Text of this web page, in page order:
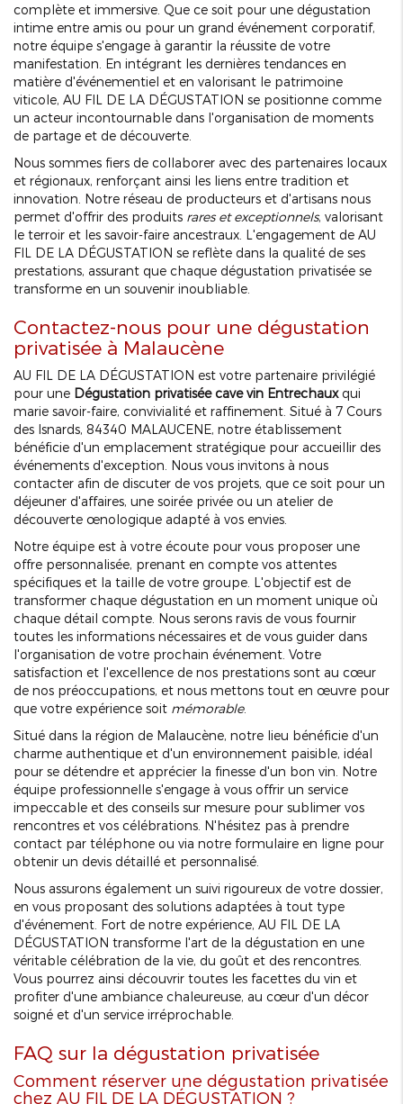
complète et immersive. Que ce soit pour une dégustation
intime entre amis ou pour un grand événement corporatif,
notre équipe s'engage à garantir la réussite de votre
manifestation. En intégrant les dernières tendances en
matière d'événementiel et en valorisant le patrimoine
viticole, AU FIL DE LA DÉGUSTATION se positionne comme
un acteur incontournable dans l'organisation de moments
de partage et de découverte.
Nous sommes fiers de collaborer avec des partenaires locaux
et régionaux, renforçant ainsi les liens entre tradition et
innovation. Notre réseau de producteurs et d'artisans nous
permet d'offrir des produits rares et exceptionnels, valorisant
le terroir et les savoir-faire ancestraux. L'engagement de AU
FIL DE LA DÉGUSTATION se reflète dans la qualité de ses
prestations, assurant que chaque dégustation privatisée se
transforme en un souvenir inoubliable.
Contactez-nous pour une dégustation
privatisée à Malaucène
AU FIL DE LA DÉGUSTATION est votre partenaire privilégié
pour une Dégustation privatisée cave vin Entrechauxqui
marie savoir-faire, convivialité et raffinement. Situé à 7 Cours
des Isnards, 84340 MALAUCENE, notre établissement
bénéficie d'un emplacement stratégique pour accueillir des
événements d'exception. Nous vous invitons à nous
contacter afin de discuter de vos projets, que ce soit pour un
déjeuner d'affaires, une soirée privée ou un atelier de
découverte œnologique adapté à vos envies.
Notre équipe est à votre écoute pour vous proposer une
offre personnalisée, prenant en compte vos attentes
spécifiques et la taille de votre groupe. L'objectif est de
transformer chaque dégustation en un moment unique où
chaque détail compte. Nous serons ravis de vous fournir
toutes les informations nécessaires et de vous guider dans
l'organisation de votre prochain événement. Votre
satisfaction et l'excellence de nos prestations sont au cœur
de nos préoccupations, et nous mettons tout en œuvre pour
que votre expérience soit mémorable.
Situé dans la région de Malaucène, notre lieu bénéficie d'un
charme authentique et d'un environnement paisible, idéal
pour se détendre et apprécier la finesse d'un bon vin. Notre
équipe professionnelle s'engage à vous offrir un service
impeccable et des conseils sur mesure pour sublimer vos
rencontres et vos célébrations. N'hésitez pas à prendre
contact par téléphone ou via notre formulaire en ligne pour
obtenir un devis détaillé et personnalisé.
Nous assurons également un suivi rigoureux de votre dossier,
en vous proposant des solutions adaptées à tout type
d'événement. Fort de notre expérience, AU FIL DE LA
DÉGUSTATION transforme l'art de la dégustation en une
véritable célébration de la vie, du goût et des rencontres.
Vous pourrez ainsi découvrir toutes les facettes du vin et
profiter d'une ambiance chaleureuse, au cœur d'un décor
soigné et d'un service irréprochable.
FAQ sur la dégustation privatisée
Comment réserver une dégustation privatisée
chez AU FIL DE LA DÉGUSTATION ?